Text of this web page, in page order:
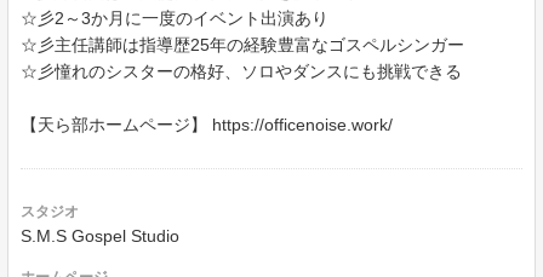
☆彡2～3か月に一度のイベント出演あり
☆彡主任講師は指導歴25年の経験豊富なゴスペルシンガー
☆彡憧れのシスターの格好、ソロやダンスにも挑戦できる
【天ら部ホームページ】 https://officenoise.work/
スタジオ
S.M.S Gospel Studio